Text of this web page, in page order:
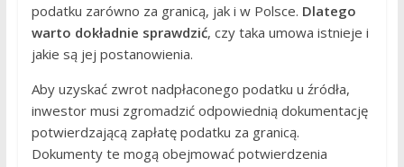
podatku zarówno za granicą, jak i w Polsce. Dlatego
warto dokładnie sprawdzić, czy taka umowa istnieje i
jakie są jej postanowienia.
Aby uzyskać zwrot nadpłaconego podatku u źródła,
inwestor musi zgromadzić odpowiednią dokumentację
potwierdzającą zapłatę podatku za granicą.
Dokumenty te mogą obejmować potwierdzenia